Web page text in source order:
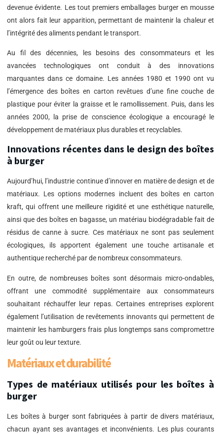
devenue évidente. Les tout premiers emballages burger en mousse
ont alors fait leur apparition, permettant de maintenir la chaleur et
l’intégrité des aliments pendant le transport.
Au fil des décennies, les besoins des consommateurs et les
avancées technologiques ont conduit à des innovations
marquantes dans ce domaine. Les années 1980 et 1990 ont vu
l’émergence des boîtes en carton revêtues d’une fine couche de
plastique pour éviter la graisse et le ramollissement. Puis, dans les
années 2000, la prise de conscience écologique a encouragé le
développement de matériaux plus durables et recyclables.
Innovations récentes dans le design des boîtes
à burger
Aujourd’hui, l’industrie continue d’innover en matière de design et de
matériaux. Les options modernes incluent des boîtes en carton
kraft, qui offrent une meilleure rigidité et une esthétique naturelle,
ainsi que des boîtes en bagasse, un matériau biodégradable fait de
résidus de canne à sucre. Ces matériaux ne sont pas seulement
écologiques, ils apportent également une touche artisanale et
authentique recherché par de nombreux consommateurs.
En outre, de nombreuses boîtes sont désormais micro-ondables,
offrant une commodité supplémentaire aux consommateurs
souhaitant réchauffer leur repas. Certaines entreprises explorent
également l’utilisation de revêtements innovants qui permettent de
maintenir les hamburgers frais plus longtemps sans compromettre
leur goût ou leur texture.
Matériaux et durabilité
Types de matériaux utilisés pour les boîtes à
burger
Les boîtes à burger sont fabriquées à partir de divers matériaux,
chacun ayant ses avantages et inconvénients. Les plus courants